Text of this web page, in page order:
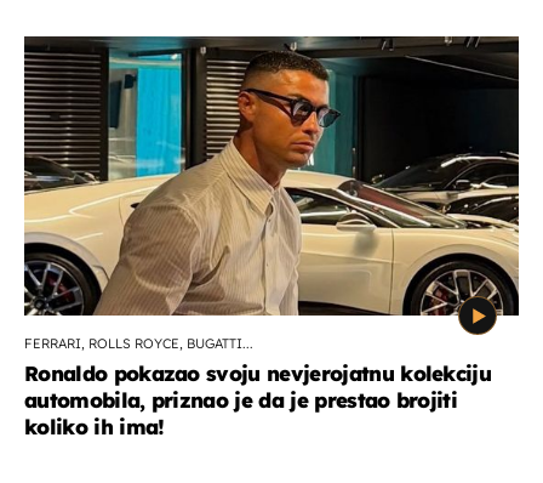
FERRARI, ROLLS ROYCE, BUGATTI...
Ronaldo pokazao svoju nevjerojatnu kolekciju
automobila, priznao je da je prestao brojiti
koliko ih ima!